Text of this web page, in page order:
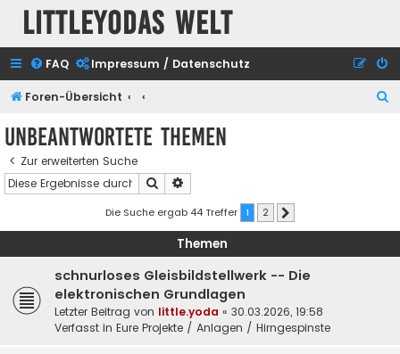
Littleyodas Welt
FAQ Impressum / Datenschutz
Foren-Übersicht
Unbeantwortete Themen
Zur erweiterten Suche
Suche
Die Suche ergab 44 Treffer 1 2
Themen
schnurloses Gleisbildstellwerk -- Die
elektronischen Grundlagen
Letzter Beitrag von little.yoda « 30.03.2026, 19:58
Verfasst in Eure Projekte / Anlagen / Hirngespinste